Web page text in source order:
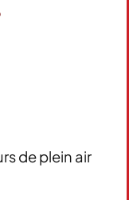
de plein air